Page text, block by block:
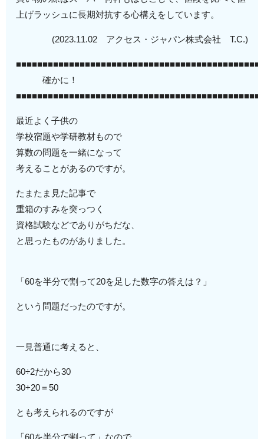
上げラッシュに長期対抗する心構えをしています。
(2023.11.02 アクセス・ジャパン株式会社 T.C.)
■■■■■■■■■■■■■■■■■■■■■■■■■■■■■■■■■■■■■■■■■■■■■■
確かに！
■■■■■■■■■■■■■■■■■■■■■■■■■■■■■■■■■■■■■■■■■■■■■■
最近よく子供の
学校宿題や学研教材もので
算数の問題を一緒になって
考えることがあるのですが。
たまたま見た記事で
重箱のすみを突っつく
資格試験などでありがちだな、
と思ったものがありました。
「60を半分で割って20を足した数字の答えは？」
という問題だったのですが。
一見普通に考えると、
60÷2だから30
30+20＝50
とも考えられるのですが
「60を半分で割って」なので